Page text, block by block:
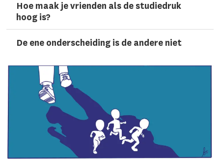
Hoe maak je vrienden als de studiedruk
hoog is?
De ene onderscheiding is de andere niet